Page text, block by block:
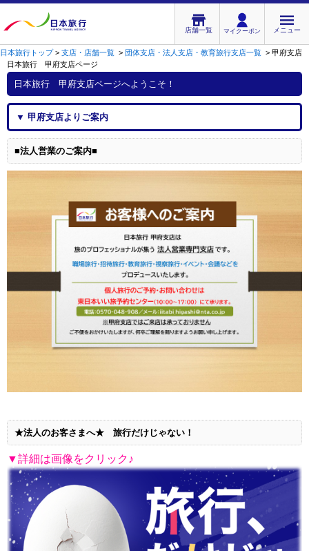
店舗一覧 マイクーポン メニュー
日本旅行トップ> 支店・店舗一覧 > 団体支店・法人支店・教育旅行支店一覧 > 甲府支店
日本旅行 甲府支店ページ
日本旅行 甲府支店ページへようこそ！
▼ 甲府支店よりご案内
■法人営業のご案内■
★法人のお客さまへ★ 旅行だけじゃない！
▼詳細は画像をクリック♪